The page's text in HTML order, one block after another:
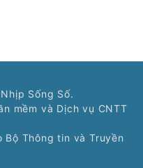
Sống Số.
mềm và Dịch vụ CNTT
Bộ Thông tin và Truyền